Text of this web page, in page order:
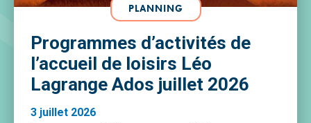
PLANNING
Programmes d’activités de
l’accueil de loisirs Léo
Lagrange Ados juillet 2026
3 juillet 2026